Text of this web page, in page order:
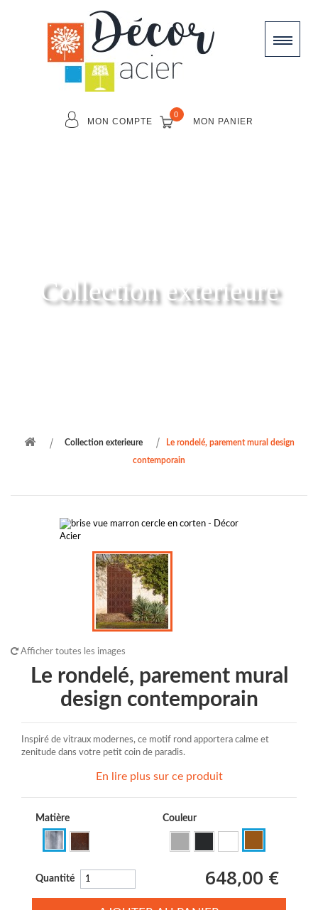
MON COMPTE
0
MON PANIER
Collection exterieure
Collection exterieure Le rondelé, parement mural design
contemporain
Afficher toutes les images
Le rondelé, parement mural
design contemporain
Inspiré de vitraux modernes, ce motif rond apportera calme et
zenitude dans votre petit coin de paradis.
En lire plus sur ce produit
Matière Couleur
Quantité 648,00 €